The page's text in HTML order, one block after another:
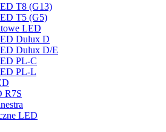
T8 (G13)
T5 (G5)
LED
Dulux D
Dulux D/E
PL-C
PL-L
R7S
LED